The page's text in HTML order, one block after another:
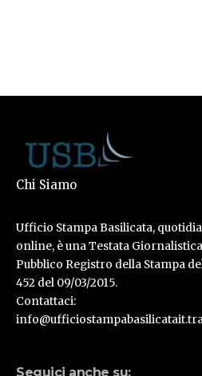
Chi Siamo
Ufficio Stampa Basilicata,
online, è una Testata
Pubblico Registro della Stampa
452 del 09/03/2015.
Contattaci:
Seguici anche su: